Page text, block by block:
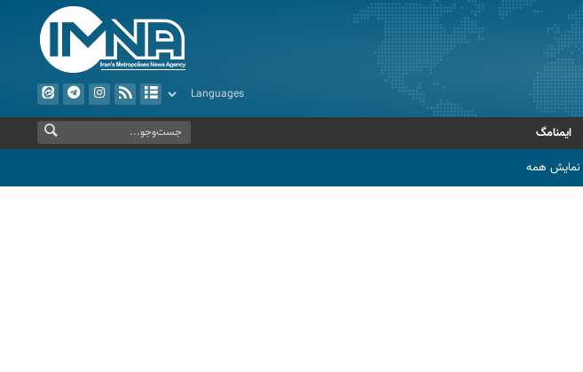
ایمنامگ
نمایش همه